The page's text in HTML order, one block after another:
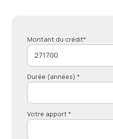
Montant du crédit*
Durée (années) *
Votre apport *